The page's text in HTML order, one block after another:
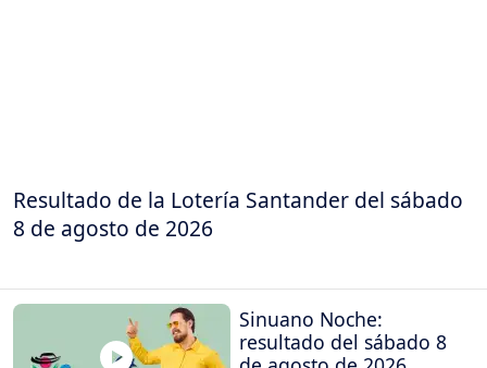
Resultado de la Lotería Santander del sábado
8 de agosto de 2026
Sinuano Noche:
resultado del sábado 8